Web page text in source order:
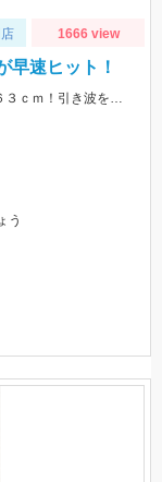
1666 view
早速ヒット！
新発売のツリノ ラフウェイク（スイカ）でナマズ６３ｃｍ！引き波を伴ったうねうねアクションがドはまりします♪今回はフックのかえしをつぶしてバーブレス仕様にしました。
う